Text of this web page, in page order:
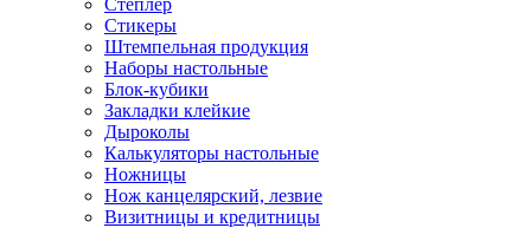
Стикеры
Штемпельная продукция
Наборы настольные
Блок-кубики
Закладки клейкие
Дыроколы
Калькуляторы настольные
Ножницы
Нож канцелярский, лезвие
Визитницы и кредитницы